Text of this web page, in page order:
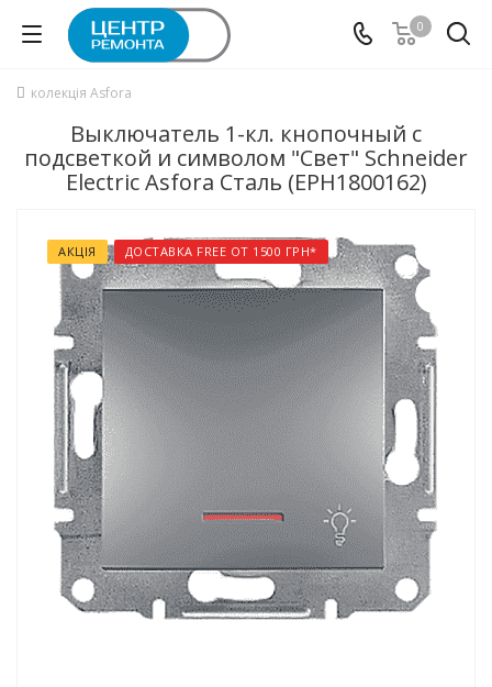
0
колекція Asfora
Выключатель 1-кл. кнопочный с
подсветкой и символом "Свет" Schneider
Electric Asfora Сталь (EPH1800162)
АКЦІЯ ДОСТАВКА FREE ОТ 1500 ГРН*